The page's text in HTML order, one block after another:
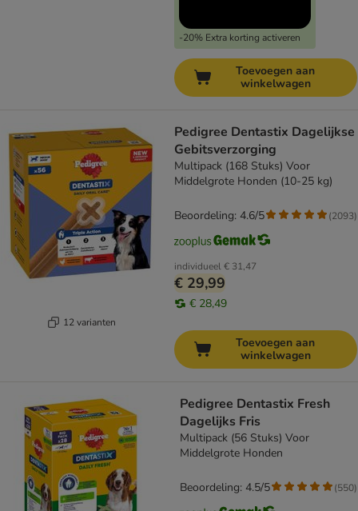
-20% Extra korting activeren
Toevoegen aan
winkelwagen
12 varianten
Pedigree Dentastix Dagelijkse
Gebitsverzorging
Multipack (168 Stuks) Voor
Middelgrote Honden (10-25 kg)
individueel€ 31,47
€ 29,99
€ 28,49
Beoordeling: 4.6/5 (2093)
Toevoegen aan
winkelwagen
Pedigree Dentastix Fresh
Dagelijks Fris
Multipack (56 Stuks) Voor
Middelgrote Honden
Beoordeling: 4.5/5 (550)